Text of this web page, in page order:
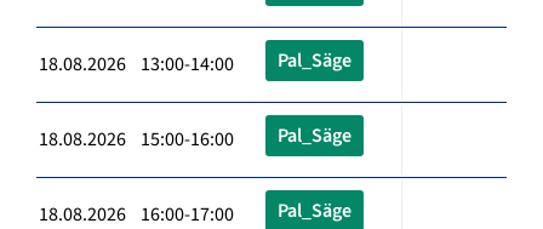
18.08.2026 13:00-14:00 Pal_Säge
18.08.2026 15:00-16:00 Pal_Säge
18.08.2026 16:00-17:00 Pal_Säge